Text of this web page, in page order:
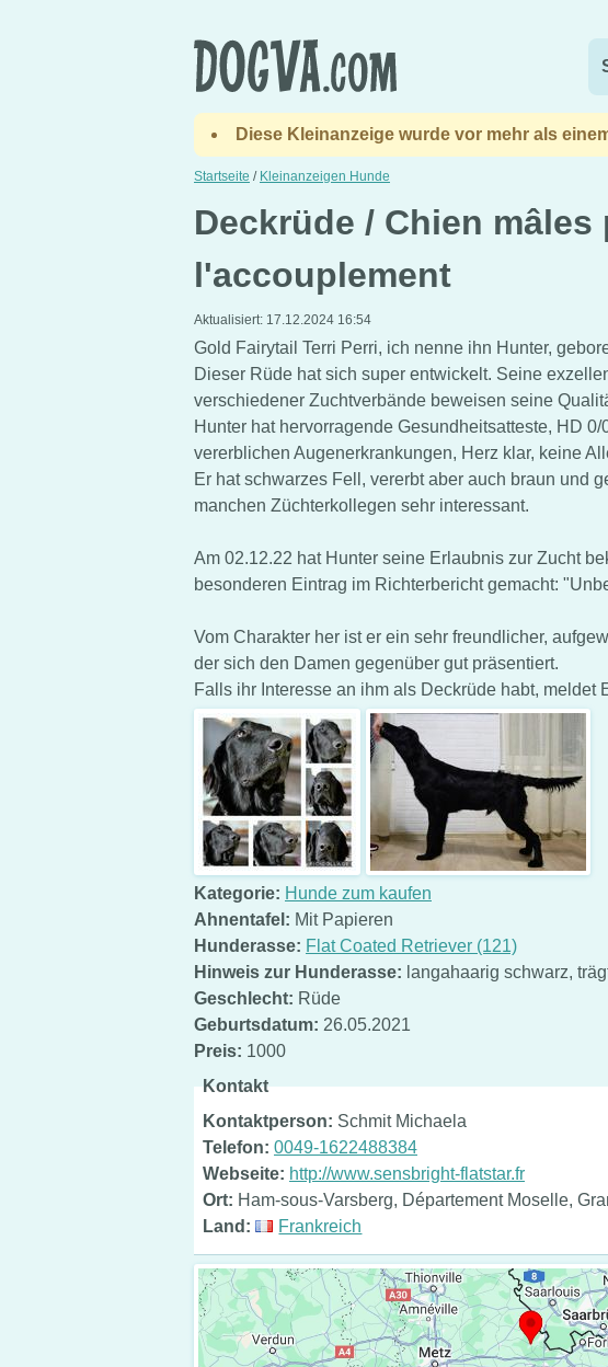
Diese Kleinanzeige wurde vor mehr als
Startseite / Kleinanzeigen Hunde
Deckrüde / Chien mâles
l'accouplement
Aktualisiert: 17.12.2024 16:54
Gold Fairytail Terri Perri, ich nenne ihn Hunter,
Dieser Rüde hat sich super entwickelt. Seine
verschiedener Zuchtverbände beweisen seine
Hunter hat hervorragende Gesundheitsatteste, HD
vererblichen Augenerkrankungen, Herz klar, keine
Er hat schwarzes Fell, vererbt aber auch braun und
manchen Züchterkollegen sehr interessant.
Am 02.12.22 hat Hunter seine Erlaubnis zur Zucht
besonderen Eintrag im Richterbericht gemacht:
Vom Charakter her ist er ein sehr freundlicher,
der sich den Damen gegenüber gut präsentiert.
Falls ihr Interesse an ihm als Deckrüde habt, meldet
Kategorie: Hunde zum kaufen
Ahnentafel: Mit Papieren
Hunderasse: Flat Coated Retriever (121)
Hinweis zur Hunderasse: langahaarig schwarz,
Geschlecht: Rüde
Geburtsdatum: 26.05.2021
Preis: 1000
Kontakt
Kontaktperson: Schmit Michaela
Telefon: 0049-1622488384
Webseite: http://www.sensbright-flatstar.fr
Ort: Ham-sous-Varsberg, Département Moselle,
Land:
Frankreich